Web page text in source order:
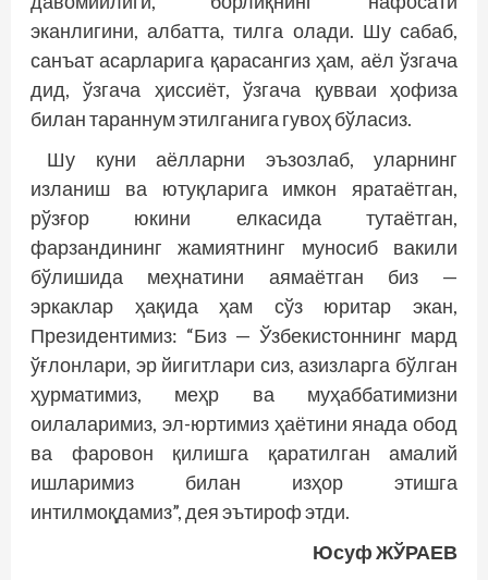
эканлигини, албатта, тилга олади. Шу сабаб,
санъат асарларига қарасангиз ҳам, аёл ўзгача
дид, ўзгача ҳиссиёт, ўзгача қувваи ҳофиза
билан тараннум этилганига гувоҳ бўласиз.
Шу куни аёлларни эъзозлаб, уларнинг
изланиш ва ютуқларига имкон яратаётган,
рўзғор юкини елкасида тутаётган,
фарзандининг жамиятнинг муносиб вакили
бўлишида меҳнатини аямаётган биз —
эркаклар ҳақида ҳам сўз юритар экан,
Президентимиз: “Биз — Ўзбекис­тоннинг мард
ўғлонлари, эр йигитлари сиз, азизларга бўлган
ҳурматимиз, меҳр ва муҳаббатимизни
оилаларимиз, эл-­юртимиз ҳаётини янада обод
ва фаровон қилишга қаратилган амалий
ишларимиз билан изҳор этишга
интилмоқдамиз”, дея эътироф этди.
Юсуф ЖЎРАЕВ